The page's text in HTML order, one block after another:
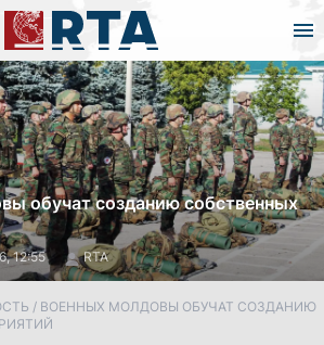
обучат созданию собственных
12:55 RTA
/ ВОЕННЫХ МОЛДОВЫ ОБУЧАТ СОЗДАНИЮ